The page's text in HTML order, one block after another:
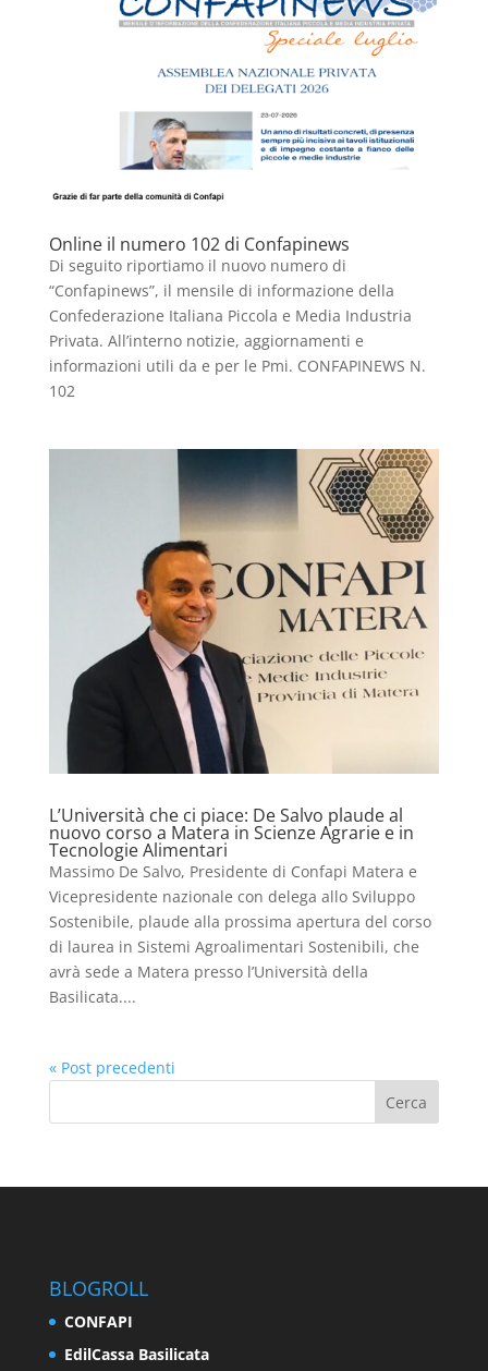
Online il numero 102 di Confapinews
Di seguito riportiamo il nuovo numero di
“Confapinews”, il mensile di informazione della
Confederazione Italiana Piccola e Media Industria
Privata. All’interno notizie, aggiornamenti e
informazioni utili da e per le Pmi. CONFAPINEWS N.
102
L’Università che ci piace: De Salvo plaude al
nuovo corso a Matera in Scienze Agrarie e in
Tecnologie Alimentari
Massimo De Salvo, Presidente di Confapi Matera e
Vicepresidente nazionale con delega allo Sviluppo
Sostenibile, plaude alla prossima apertura del corso
di laurea in Sistemi Agroalimentari Sostenibili, che
avrà sede a Matera presso l’Università della
Basilicata....
« Post precedenti
BLOGROLL
CONFAPI
EdilCassa Basilicata